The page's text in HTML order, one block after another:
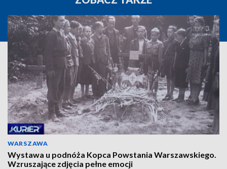
WARSZAWA
Wystawa u podnóża Kopca Powstania Warszawskiego.
Wzruszające zdjęcia pełne emocji